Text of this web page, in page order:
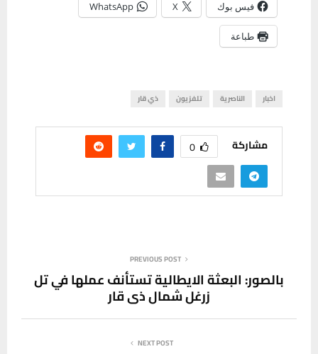
فيس بوك X
WhatsApp
طباعة
اخبار الناصرية تلفزيون ذي قار
مشاركة 0
PREVIOUS POST
بالصور: البعثة الايطالية تستأنف عملها في تل
زرغل شمال ذي قار
NEXT POST